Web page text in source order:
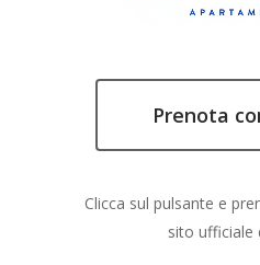
Prenota
Clicca sul pulsante e
sito ufficiale